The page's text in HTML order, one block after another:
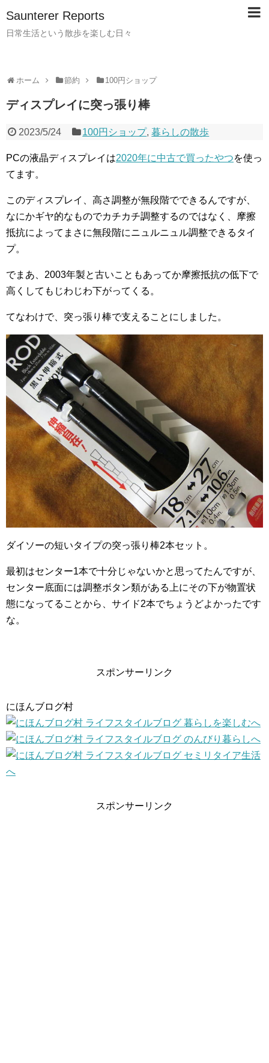
Saunterer Reports
日常生活という散歩を楽しむ日々
ホーム 節約 100円ショップ
ディスプレイに突っ張り棒
2023/5/24 100円ショップ,暮らしの散歩
PCの液晶ディスプレイは2020年に中古で買ったやつを使っ
てます。
このディスプレイ、高さ調整が無段階でできるんですが、
なにかギヤ的なものでカチカチ調整するのではなく、摩擦
抵抗によってまさに無段階にニュルニュル調整できるタイ
プ。
でまあ、2003年製と古いこともあってか摩擦抵抗の低下で
高くしてもじわじわ下がってくる。
てなわけで、突っ張り棒で支えることにしました。
ダイソーの短いタイプの突っ張り棒2本セット。
最初はセンター1本で十分じゃないかと思ってたんですが、
センター底面には調整ボタン類がある上にその下が物置状
態になってることから、サイド2本でちょうどよかったです
な。
スポンサーリンク
にほんブログ村
スポンサーリンク